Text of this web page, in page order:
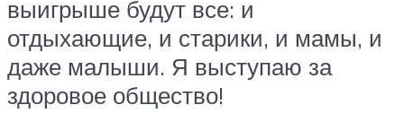
выигрыше будут все: и
отдыхающие, и старики, и мамы, и
даже малыши. Я выступаю за
здоровое общество!